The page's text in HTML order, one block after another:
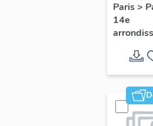
Paris>
14e